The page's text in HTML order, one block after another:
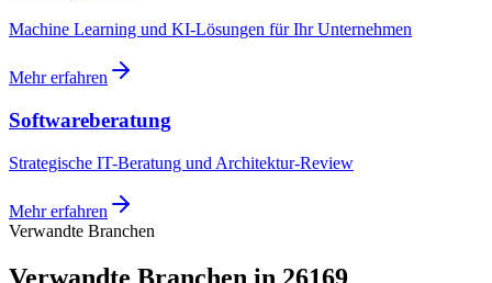
Machine Learning und KI-Lösungen für Ihr Unternehmen
Mehr erfahren
Softwareberatung
Strategische IT-Beratung und Architektur-Review
Mehr erfahren
Verwandte Branchen
Verwandte Branchen in 26169